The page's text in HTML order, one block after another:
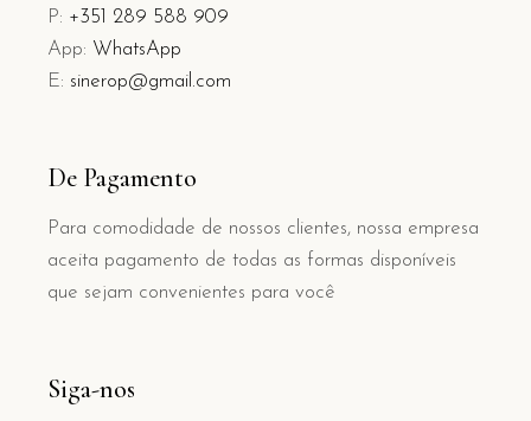
P: +351 289 588 909
App: WhatsApp
E: sinerop@gmail.com
De Pagamento
Para comodidade de nossos clientes, nossa empresa
aceita pagamento de todas as formas disponíveis
que sejam convenientes para você
Siga-nos